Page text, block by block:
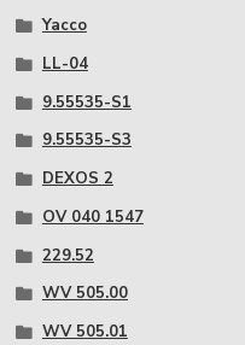
Yacco
LL-04
9.55535-S1
9.55535-S3
DEXOS 2
OV 040 1547
229.52
WV 505.00
WV 505.01